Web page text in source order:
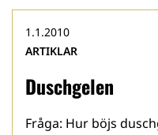
Duschgelen
1.1.2010
ARTIKLAR
Fråga: Hur böjs